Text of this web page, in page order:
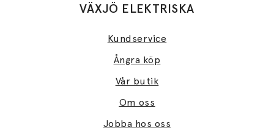
VÄXJÖ ELEKTRISKA
Kundservice
Ångra köp
Vår butik
Om oss
Jobba hos oss